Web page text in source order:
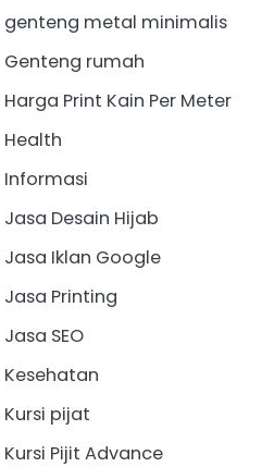
genteng metal minimalis
Genteng rumah
Harga Print Kain Per Meter
Health
Informasi
Jasa Desain Hijab
Jasa Iklan Google
Jasa Printing
Jasa SEO
Kesehatan
Kursi pijat
Kursi Pijit Advance